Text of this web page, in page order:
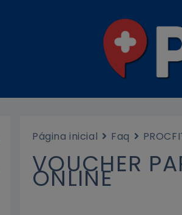
Página inicial Faq
VOUCHER
ONLINE